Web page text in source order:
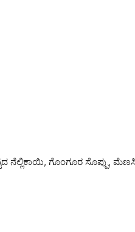
ನೆಲ್ಲಿಕಾಯಿ, ಗೊಂಗೂರ ಸೊಪ್ಪು,